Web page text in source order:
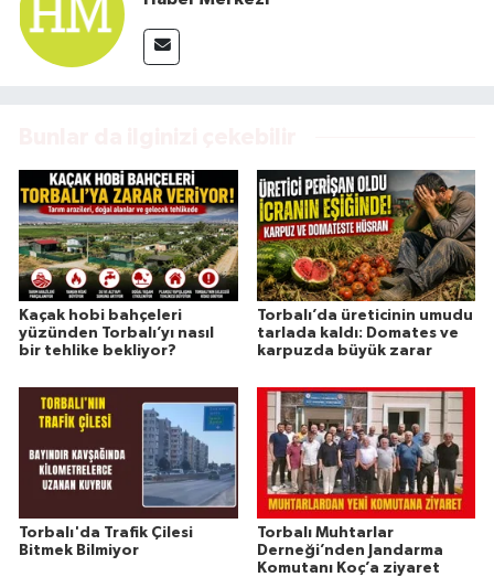
Kaçak hobi bahçeleri
yüzünden Torbalı’yı nasıl
bir tehlike bekliyor?
Torbalı’da üreticinin umudu
tarlada kaldı: Domates ve
karpuzda büyük zarar
Torbalı'da Trafik Çilesi
Bitmek Bilmiyor
Torbalı Muhtarlar
Derneği’nden Jandarma
Komutanı Koç’a ziyaret